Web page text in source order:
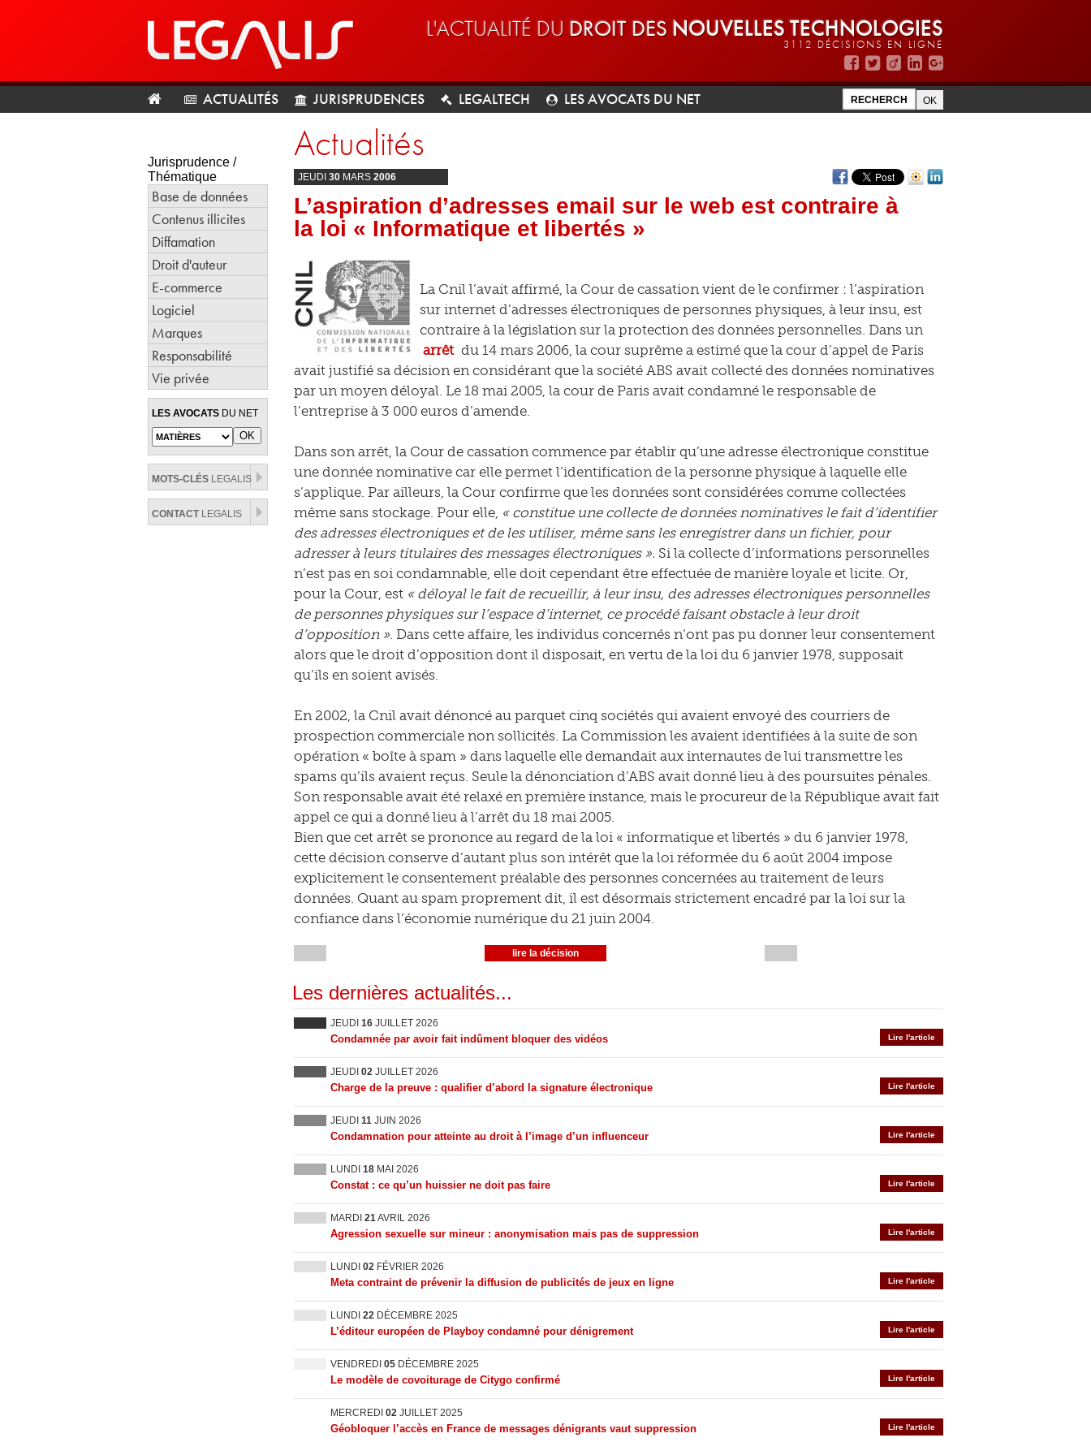
L'ACTUALITÉ DU DROIT DES NOUVELLES TECHNOLOGIES
3112 DÉCISIONS EN LIGNE
ACTUALITÉS JURISPRUDENCES LEGALTECH LES AVOCATS DU NET
Jurisprudence /
Thématique
Base de données
Contenus illicites
Diffamation
Droit d'auteur
E-commerce
Logiciel
Marques
Responsabilité
Vie privée
LES AVOCATS DU NET
MOTS-CLÉS LEGALIS
CONTACTLEGALIS
Actualités
JEUDI 30 MARS 2006
L’aspiration d’adresses email sur le web est contraire à
la loi « Informatique et libertés »
La Cnil l’avait affirmé, la Cour de cassation vient de le confirmer : l’aspiration
sur internet d’adresses électroniques de personnes physiques, à leur insu, est
contraire à la législation sur la protection des données personnelles. Dans un
arrêt du 14 mars 2006, la cour suprême a estimé que la cour d’appel de Paris
avait justifié sa décision en considérant que la société ABS avait collecté des données nominatives
par un moyen déloyal. Le 18 mai 2005, la cour de Paris avait condamné le responsable de
l’entreprise à 3 000 euros d’amende.
Dans son arrêt, la Cour de cassation commence par établir qu’une adresse électronique constitue
une donnée nominative car elle permet l’identification de la personne physique à laquelle elle
s’applique. Par ailleurs, la Cour confirme que les données sont considérées comme collectées
même sans stockage. Pour elle, « constitue une collecte de données nominatives le fait d’identifier
des adresses électroniques et de les utiliser, même sans les enregistrer dans un fichier, pour
adresser à leurs titulaires des messages électroniques ». Si la collecte d’informations personnelles
n’est pas en soi condamnable, elle doit cependant être effectuée de manière loyale et licite. Or,
pour la Cour, est « déloyal le fait de recueillir, à leur insu, des adresses électroniques personnelles
de personnes physiques sur l’espace d’internet, ce procédé faisant obstacle à leur droit
d’opposition ». Dans cette affaire, les individus concernés n’ont pas pu donner leur consentement
alors que le droit d’opposition dont il disposait, en vertu de la loi du 6 janvier 1978, supposait
qu’ils en soient avisés.
En 2002, la Cnil avait dénoncé au parquet cinq sociétés qui avaient envoyé des courriers de
prospection commerciale non sollicités. La Commission les avaient identifiées à la suite de son
opération « boîte à spam » dans laquelle elle demandait aux internautes de lui transmettre les
spams qu’ils avaient reçus. Seule la dénonciation d’ABS avait donné lieu à des poursuites pénales.
Son responsable avait été relaxé en première instance, mais le procureur de la République avait fait
appel ce qui a donné lieu à l’arrêt du 18 mai 2005.
Bien que cet arrêt se prononce au regard de la loi « informatique et libertés » du 6 janvier 1978,
cette décision conserve d’autant plus son intérêt que la loi réformée du 6 août 2004 impose
explicitement le consentement préalable des personnes concernées au traitement de leurs
données. Quant au spam proprement dit, il est désormais strictement encadré par la loi sur la
confiance dans l’économie numérique du 21 juin 2004.
lire la décision
Les dernières actualités...
JEUDI 16 JUILLET 2026
Lire l'article
Condamnée par avoir fait indûment bloquer des vidéos
JEUDI 02 JUILLET 2026
Lire l'article
Charge de la preuve : qualifier d’abord la signature électronique
JEUDI 11 JUIN 2026
Lire l'article
Condamnation pour atteinte au droit à l’image d’un influenceur
LUNDI 18 MAI 2026
Lire l'article
Constat : ce qu’un huissier ne doit pas faire
MARDI 21AVRIL 2026
Lire l'article
Agression sexuelle sur mineur : anonymisation mais pas de suppression
LUNDI 02 FÉVRIER 2026
Lire l'article
Meta contraint de prévenir la diffusion de publicités de jeux en ligne
LUNDI 22 DÉCEMBRE 2025
Lire l'article
L’éditeur européen de Playboy condamné pour dénigrement
VENDREDI 05 DÉCEMBRE 2025
Lire l'article
Le modèle de covoiturage de Citygo confirmé
MERCREDI 02 JUILLET 2025
Lire l'article
Géobloquer l’accès en France de messages dénigrants vaut suppression